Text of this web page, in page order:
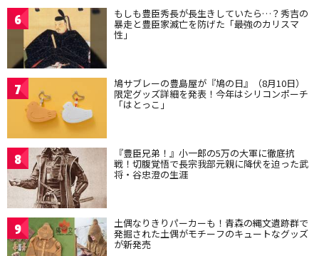
6 もしも豊臣秀長が長生きしていたら…？秀吉の
暴走と豊臣家滅亡を防げた「最強のカリスマ
性」
7 鳩サブレーの豊島屋が『鳩の日』（8月10日）
限定グッズ詳細を発表！今年はシリコンポーチ
「はとっこ」
8 『豊臣兄弟！』小一郎の5万の大軍に徹底抗
戦！切腹覚悟で長宗我部元親に降伏を迫った武
将・谷忠澄の生涯
9 土偶なりきりパーカーも！青森の縄文遺跡群で
発掘された土偶がモチーフのキュートなグッズ
が新発売